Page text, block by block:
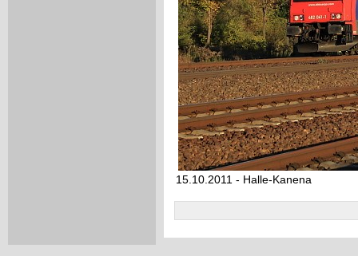
15.10.2011 - Halle-Kanena